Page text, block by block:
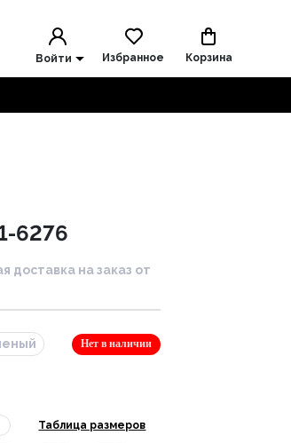
Войти Избранное Корзина
6276
доставка на заказ от
Нет в наличии
Таблица размеров